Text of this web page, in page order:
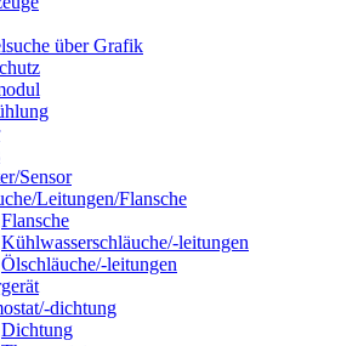
über Grafik
Sensor
Leitungen/Flansche
Flansche
Kühlwasserschläuche/-leitungen
Ölschläuche/-leitungen
dichtung
Dichtung